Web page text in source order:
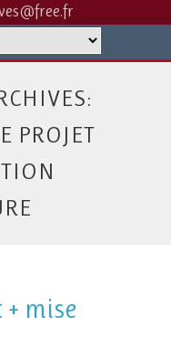
PROJET
mise